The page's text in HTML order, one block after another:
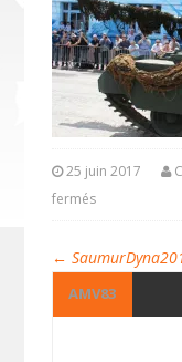
25 juin 2017
fermés
←
AMV83